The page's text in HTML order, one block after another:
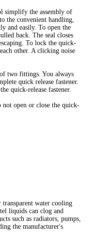
simplify the assembly of
the convenient handling,
and easily. To open the
back. The seal closes
To lock the quick-
other. A clicking noise
two fittings. You always
quick release fastener.
quick-release fastener.
open or close the quick-
water cooling
liquids can clog and
such as radiators, pumps,
the manufacturer's